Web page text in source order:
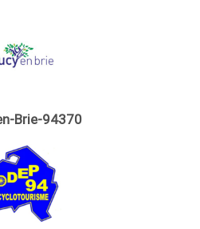
Brie-94370